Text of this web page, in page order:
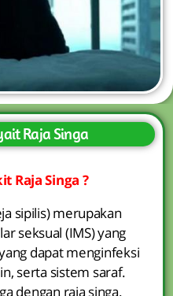
Raja Singa
Raja Singa ?
sipilis) merupakan
seksual (IMS) yang
dapat menginfeksi
serta sistem saraf.
dengan raja singa.